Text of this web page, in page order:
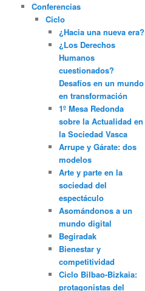
Conferencias
Ciclo
¿Hacia una nueva era?
¿Los Derechos
Humanos
cuestionados?
Desafíos en un mundo
en transformación
1º Mesa Redonda
sobre la Actualidad en
la Sociedad Vasca
Arrupe y Gárate: dos
modelos
Arte y parte en la
sociedad del
espectáculo
Asomándonos a un
mundo digital
Begiradak
Bienestar y
competitividad
Ciclo Bilbao-Bizkaia:
protagonistas del